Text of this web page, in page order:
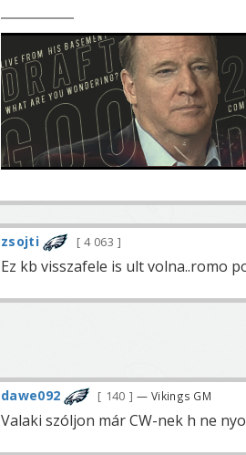
zsojti 4 063
Ez kb visszafele is ult volna..romo
dawe092 140 — Vikings GM
Valaki szóljon már CW-nek h ne